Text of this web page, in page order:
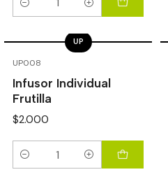
Cantidad
UP008
UP
Infusor Individual
Frutilla
$2.000
Cantidad